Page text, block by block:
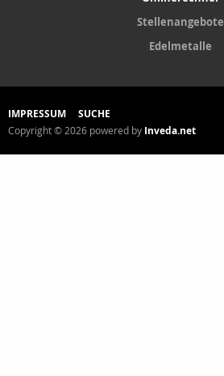
Stellenangebote
Edelmetalle
IMPRESSUM SUCHE
Copyright © 2026 powered by Inveda.net